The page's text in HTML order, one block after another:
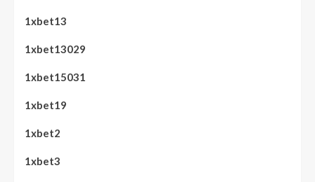
1xbet13
1xbet13029
1xbet15031
1xbet19
1xbet2
1xbet3